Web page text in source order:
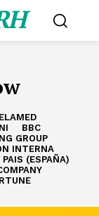
BBC
GROUP
INTERNA
PAIS (ESPAÑA)